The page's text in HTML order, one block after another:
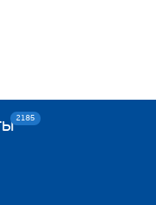
2185